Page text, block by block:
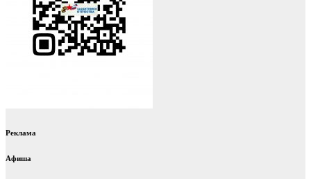
Реклама
Афиша